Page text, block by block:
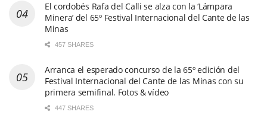
El cordobés Rafa del Calli se alza con la ‘Lámpara
Minera’ del 65º Festival Internacional del Cante de las
Minas
457 SHARES
Arranca el esperado concurso de la 65º edición del
Festival Internacional del Cante de las Minas con su
primera semifinal. Fotos & vídeo
447 SHARES